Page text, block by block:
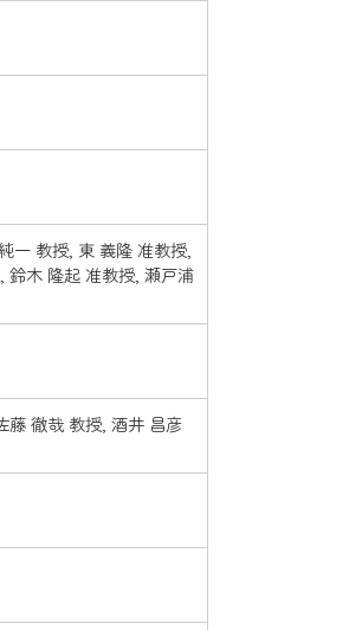
一 教授, 東 義隆 准教授,
鈴木 隆起 准教授, 瀬戸浦
藤 徹哉 教授, 酒井 昌彦